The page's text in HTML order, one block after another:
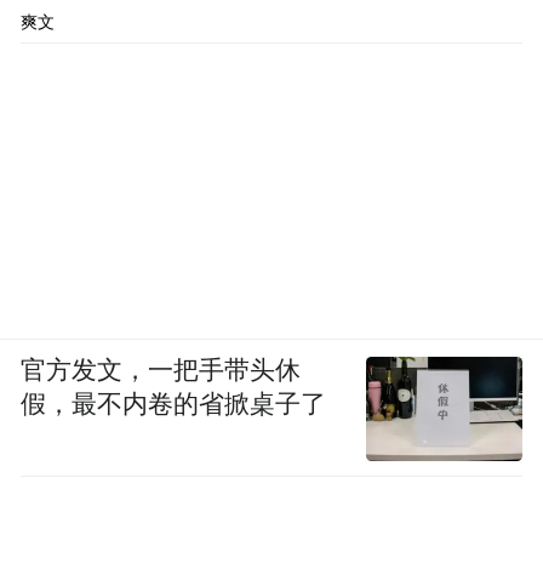
爽文
官方发文，一把手带头休
假，最不内卷的省掀桌子了